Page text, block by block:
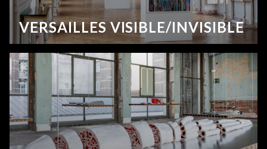
VERSAILLES VISIBLE/INVISIBLE